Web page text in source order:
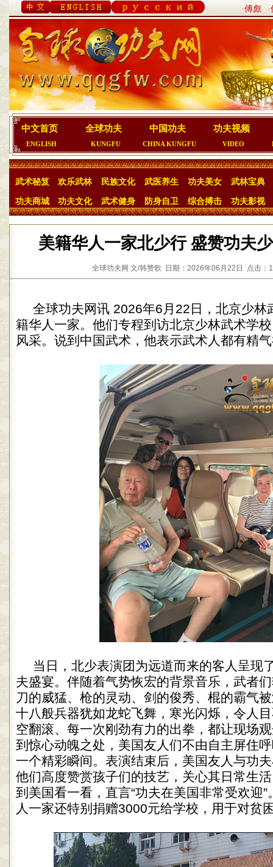
·傅彪
中文首页
ENGLISH
全球功夫
KUNGFU
中国功夫
CHINA KUNGFU
功夫视频
VIDEO
武术秘笈 欢乐武林 民族文化 武医养生 功夫美女 武林宝典
功夫商城 功夫文化 武术健身 防身自卫 综合搏击 功夫影视
美籍华人一家北少行 盛赞功夫
全球功夫网 文/韩赞歌 日期：2026年06月22日 点击
全球功夫网讯 2026年6月22日，北京少林
籍华人一家。他们专程到访北京少林武术学
风采。说到中国武术，他表示武术人都有精
当日，北少表演团为远道而来的客人呈现
夫盛宴。伴随着气势恢宏的背景音乐，武者
刀的威猛、枪的灵动、剑的俊秀、棍的霸气
十八般兵器犹如龙蛇飞舞，寒光闪烁，令人
空翻滚、每一次刚劲有力的出拳，都让现场
到惊心动魄之处，美国友人们不由自主屏住
一个精彩瞬间。表演结束后，美国友人与功
他们高度赞赏孩子们的技艺，关心其日常生
到美国看一看，直言“功夫在美国非常受欢迎
人一家还特别捐赠3000元给学校，用于对贫